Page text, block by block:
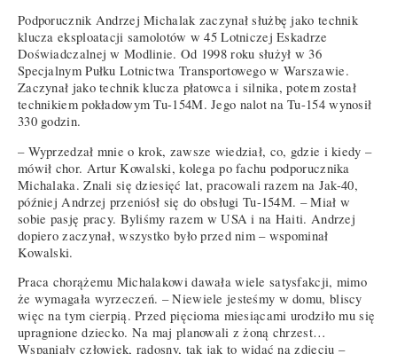
Podporucznik Andrzej Michalak zaczynał służbę jako technik
klucza eksploatacji samolotów w 45 Lotniczej Eskadrze
Doświadczalnej w Modlinie. Od 1998 roku służył w 36
Specjalnym Pułku Lotnictwa Transportowego w Warszawie.
Zaczynał jako technik klucza płatowca i silnika, potem został
technikiem pokładowym Tu-154M. Jego nalot na Tu-154 wynosił
330 godzin.
– Wyprzedzał mnie o krok, zawsze wiedział, co, gdzie i kiedy –
mówił chor. Artur Kowalski, kolega po fachu podporucznika
Michalaka. Znali się dziesięć lat, pracowali razem na Jak-40,
później Andrzej przeniósł się do obsługi Tu-154M. – Miał w
sobie pasję pracy. Byliśmy razem w USA i na Haiti. Andrzej
dopiero zaczynał, wszystko było przed nim – wspominał
Kowalski.
Praca chorążemu Michalakowi dawała wiele satysfakcji, mimo
że wymagała wyrzeczeń. – Niewiele jesteśmy w domu, bliscy
więc na tym cierpią. Przed pięcioma miesiącami urodziło mu się
upragnione dziecko. Na maj planowali z żoną chrzest…
Wspaniały człowiek, radosny, tak jak to widać na zdjęciu –